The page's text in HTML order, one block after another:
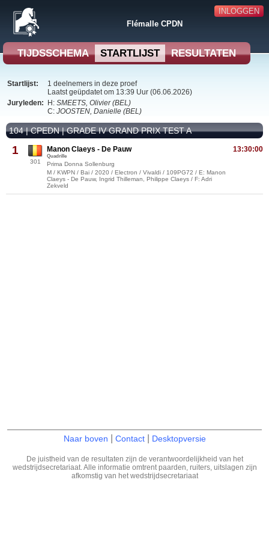
INLOGGEN
Flémalle CPDN
TIJDSSCHEMA STARTLIJST RESULTATEN
Startlijst:
1 deelnemers in deze proef
Laatst geüpdatet om 13:39 Uur (06.06.2026)
Juryleden:
H: SMEETS, Olivier (BEL)
C: JOOSTEN, Danielle (BEL)
104 | CPEDN | GRADE IV GRAND PRIX TEST A
1
301
13:30:00
Manon Claeys - De Pauw
Quadrille
Prima Donna Sollenburg
M / KWPN / Bai / 2020 / Electron / Vivaldi / 109PG72 / E: Manon
Claeys - De Pauw, Ingrid Thilleman, Philippe Claeys / F: Adri
Zekveld
Naar boven Contact Desktopversie
De juistheid van de resultaten zijn de verantwoordelijkheid van het
wedstrijdsecretariaat. Alle informatie omtrent paarden, ruiters, uitslagen zijn
afkomstig van het wedstrijdsecretariaat